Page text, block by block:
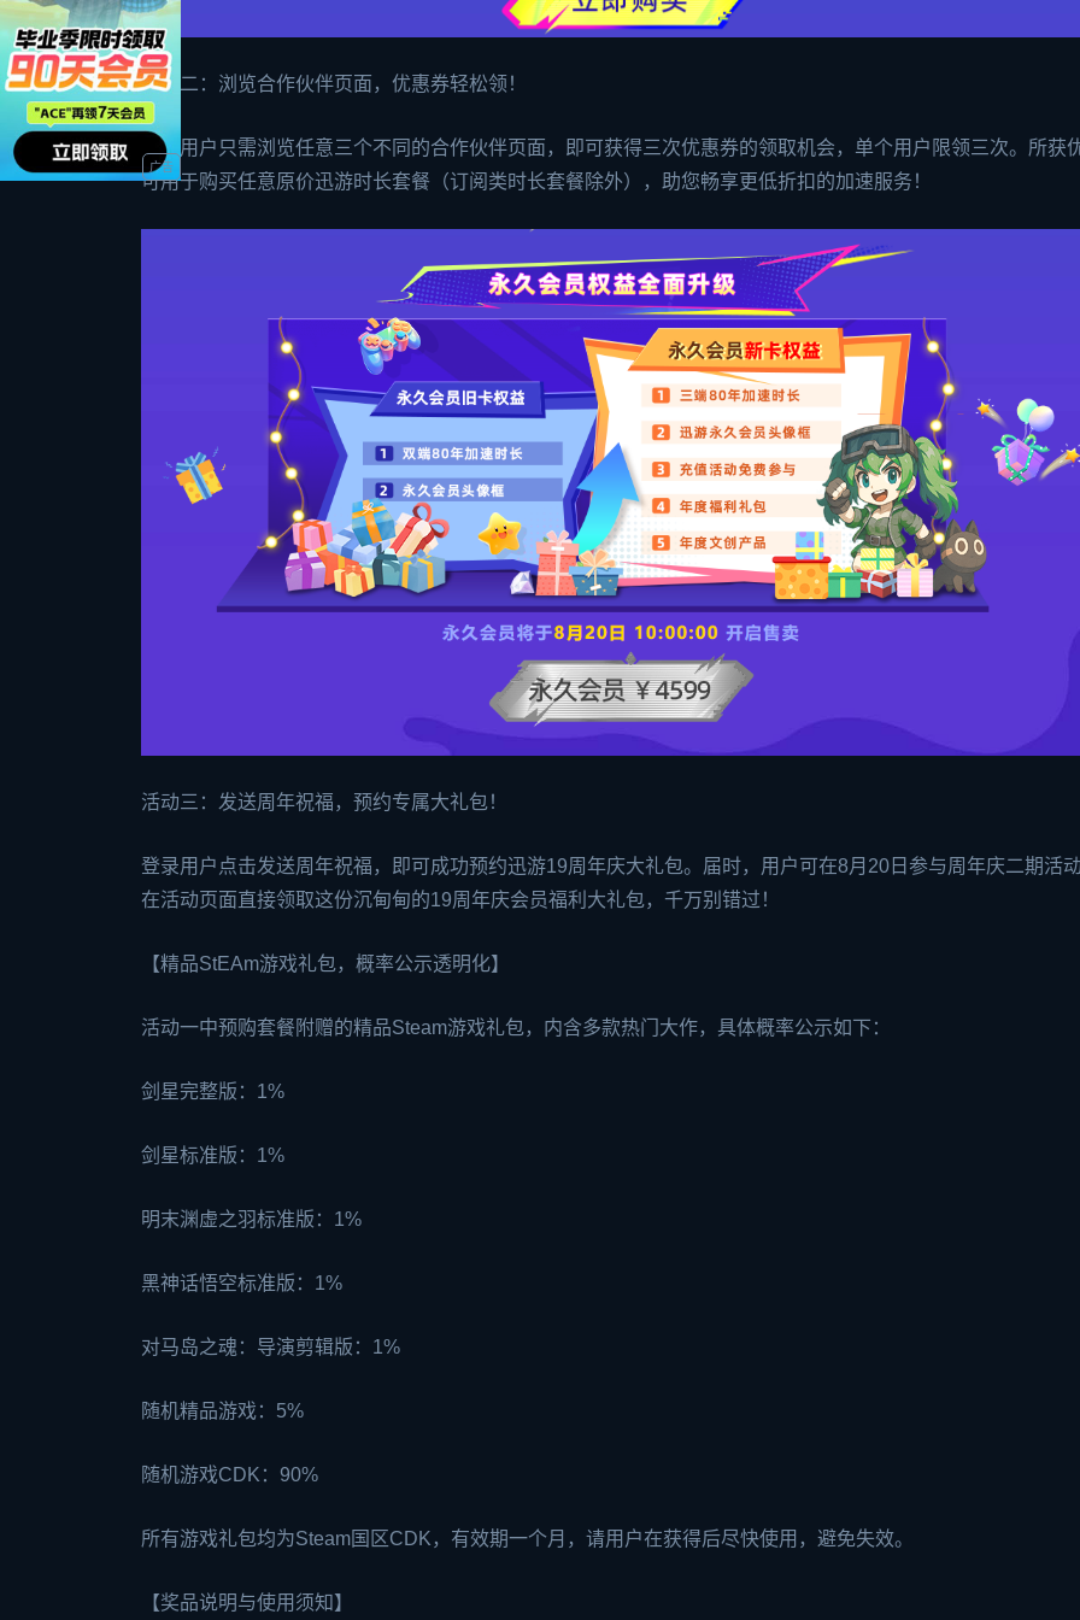
活动二：浏览合作伙伴页面，优惠券轻松领！
登录用户只需浏览任意三个不同的合作伙伴页面，即可获得三次优惠券的领取机会，单个用户限领三次。所获
可用于购买任意原价迅游时长套餐（订阅类时长套餐除外），助您畅享更低折扣的加速服务！
活动三：发送周年祝福，预约专属大礼包！
登录用户点击发送周年祝福，即可成功预约迅游19周年庆大礼包。届时，用户可在8月20日参与周年庆二期活
在活动页面直接领取这份沉甸甸的19周年庆会员福利大礼包，千万别错过！
【精品StEAm游戏礼包，概率公示透明化】
活动一中预购套餐附赠的精品Steam游戏礼包，内含多款热门大作，具体概率公示如下：
剑星完整版：1%
剑星标准版：1%
明末渊虚之羽标准版：1%
黑神话悟空标准版：1%
对马岛之魂：导演剪辑版：1%
随机精品游戏：5%
随机游戏CDK：90%
所有游戏礼包均为Steam国区CDK，有效期一个月，请用户在获得后尽快使用，避免失效。
【奖品说明与使用须知】